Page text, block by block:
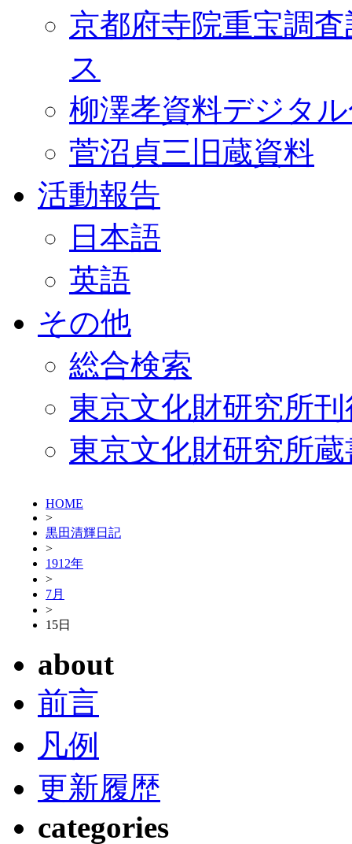
京都府寺院重宝調
ス
柳澤孝資料デジタ
菅沼貞三旧蔵資料
活動報告
日本語
英語
その他
総合検索
東京文化財研究所
東京文化財研究所
HOME
>
黒田清輝日記
>
1912年
>
7月
>
15日
about
前言
凡例
更新履歴
categories